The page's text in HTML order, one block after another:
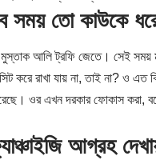
তো কাউকে ধরে
মুস্তাক আলি ট্রফি জেতে। সেই সময়
করে রাখা যায় না, তাই না? ও এত
ওর এখন দরকার ফোকাস করা,
আগ্রহ